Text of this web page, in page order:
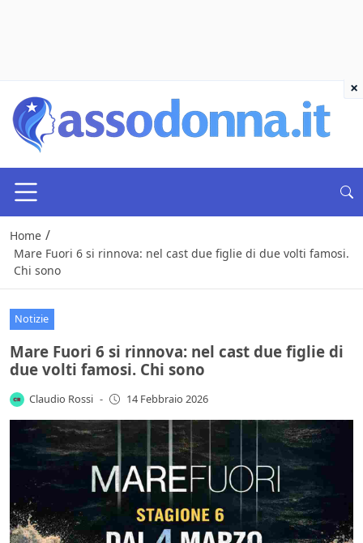
Home /
Mare Fuori 6 si rinnova: nel cast due figlie di due volti famosi.
Chi sono
Notizie
Mare Fuori 6 si rinnova: nel cast due figlie di
due volti famosi. Chi sono
Claudio Rossi - 14 Febbraio 2026
×